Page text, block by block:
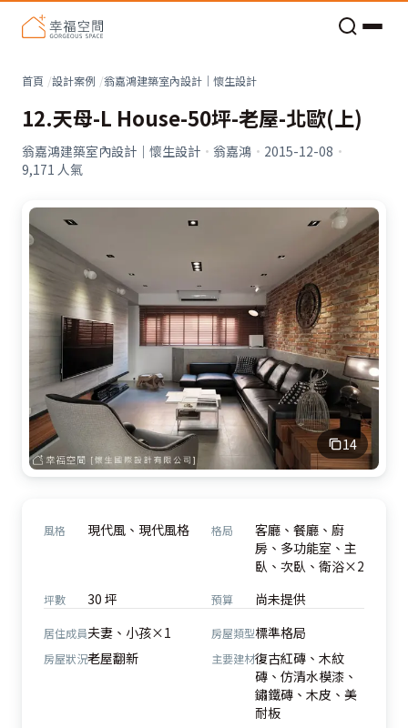
首頁 設計案例 翁嘉鴻建築室內設計｜懷生設計
12.天母-L House-50坪-老屋-北歐(上)
翁嘉鴻建築室內設計｜懷生設計 · 翁嘉鴻 · 2015-12-08 ·
9,171 人氣
14
風格 現代風、現代風格 格局
客廳、餐廳、廚
房、多功能室、主
臥、次臥、衛浴×2
坪數 30 坪 預算 尚未提供
居住成員夫妻、小孩×1 房屋類型標準格局
房屋狀況老屋翻新 主要建材復古紅磚、木紋
磚、仿清水模漆、
鏽鐵磚、木皮、美
耐板